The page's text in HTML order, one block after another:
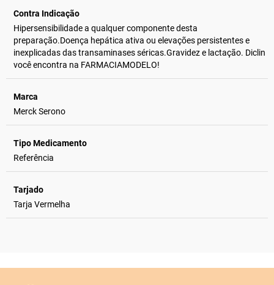
Contra Indicação
Hipersensibilidade a qualquer componente desta
preparação.Doença hepática ativa ou elevações persistentes e
inexplicadas das transaminases séricas.Gravidez e lactação. Diclin
você encontra na FARMACIAMODELO!
Marca
Merck Serono
Tipo Medicamento
Referência
Tarjado
Tarja Vermelha